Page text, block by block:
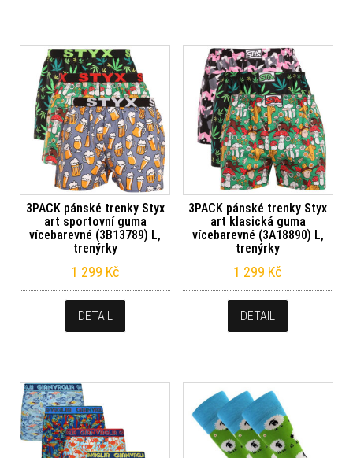
3PACK pánské trenky Styx
art sportovní guma
vícebarevné (3B13789) L,
trenýrky
1 299 Kč
DETAIL
3PACK pánské trenky Styx
art klasická guma
vícebarevné (3A18890) L,
trenýrky
1 299 Kč
DETAIL